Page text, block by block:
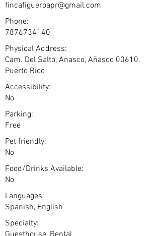
fincafigueroapr@gmail.com
Phone:
7876734140
Physical Address:
Cam. Del Salto, Anasco, Añasco 00610,
Puerto Rico
Accessibility:
No
Parking:
Free
Pet friendly:
No
Food/Drinks Available:
No
Languages:
Spanish, English
Specialty: